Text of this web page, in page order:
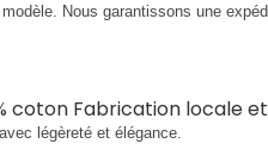
Nous garantissons une
Fabrication locale
légèreté et élégance.